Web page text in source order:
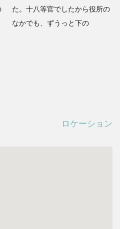
た。十八等官でしたから役所の
なかでも、ずうっと下の
ロケーション